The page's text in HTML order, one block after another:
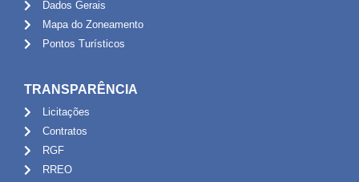
Dados Gerais
Mapa do Zoneamento
Pontos Turísticos
TRANSPARÊNCIA
Licitações
Contratos
RGF
RREO